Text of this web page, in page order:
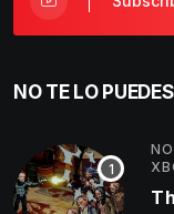
NO TE LO